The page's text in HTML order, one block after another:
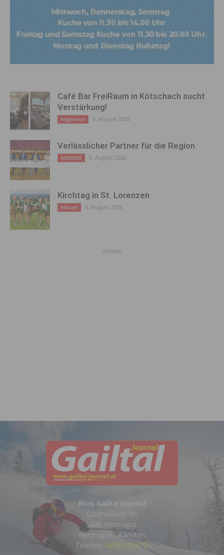
Café Bar FreiRaum in Kötschach sucht
Verstärkung!
Allgemein 6. August 2026
Verlässlicher Partner für die Region
ANZEIGE 6. August 2026
Kirchtag in St. Lorenzen
Aktuell 6. August 2026
Anzeige
Büro Gailtal Journal
Obervellach 99
9620 Hermagor
Hermagor - Kärnten
Telefon: 04282/20472